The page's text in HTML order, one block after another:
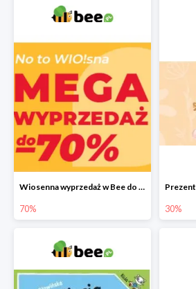
Wiosenna wyprzedaż w Bee do -70%
70% 30%